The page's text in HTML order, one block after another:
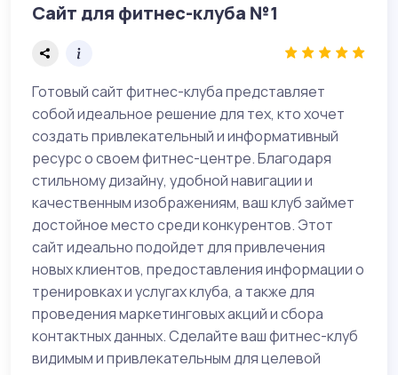
Сайт для фитнес-клуба №1
Готовый сайт фитнес-клуба представляет
собой идеальное решение для тех, кто хочет
создать привлекательный и информативный
ресурс о своем фитнес-центре. Благодаря
стильному дизайну, удобной навигации и
качественным изображениям, ваш клуб займет
достойное место среди конкурентов. Этот
сайт идеально подойдет для привлечения
новых клиентов, предоставления информации о
тренировках и услугах клуба, а также для
проведения маркетинговых акций и сбора
контактных данных. Сделайте ваш фитнес-клуб
видимым и привлекательным для целевой